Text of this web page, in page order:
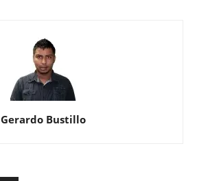
Gerardo Bustillo